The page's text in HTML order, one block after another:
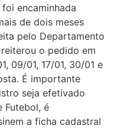
encaminhada
de dois meses
pelo Departamento
o pedido em
09/01, 17/01, 30/01 e
É importante
seja efetivado
Futebol, é
a ficha cadastral